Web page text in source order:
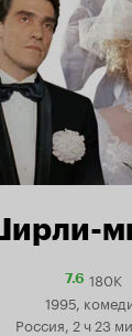
7.6Рейтинг
7.6
180K
1995,
Россия, 2 ч 23